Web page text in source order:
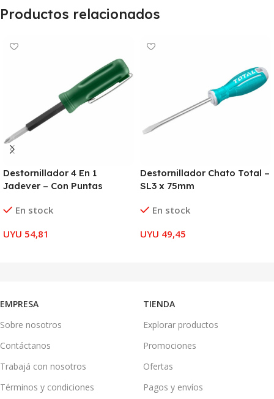
Productos relacionados
Destornillador 4 En 1
Jadever – Con Puntas
En stock
UYU 54,81
Destornillador Chato Total –
SL3 x 75mm
En stock
UYU 49,45
EMPRESA
Sobre nosotros
Contáctanos
Trabajá con nosotros
Términos y condiciones
TIENDA
Explorar productos
Promociones
Ofertas
Pagos y envíos